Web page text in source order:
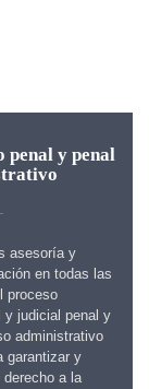
penal y penal
asesoría y
en todas las
proceso
y judicial penal y
administrativo
garantizar y
derecho a la